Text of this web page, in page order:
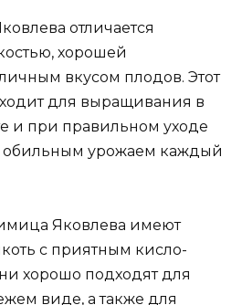
отличается
хорошей
вкусом плодов. Этот
для выращивания в
и при правильном уходе
обильным урожаем каждый
Яковлева имеют
с приятным кисло-
хорошо подходят для
виде, а также для